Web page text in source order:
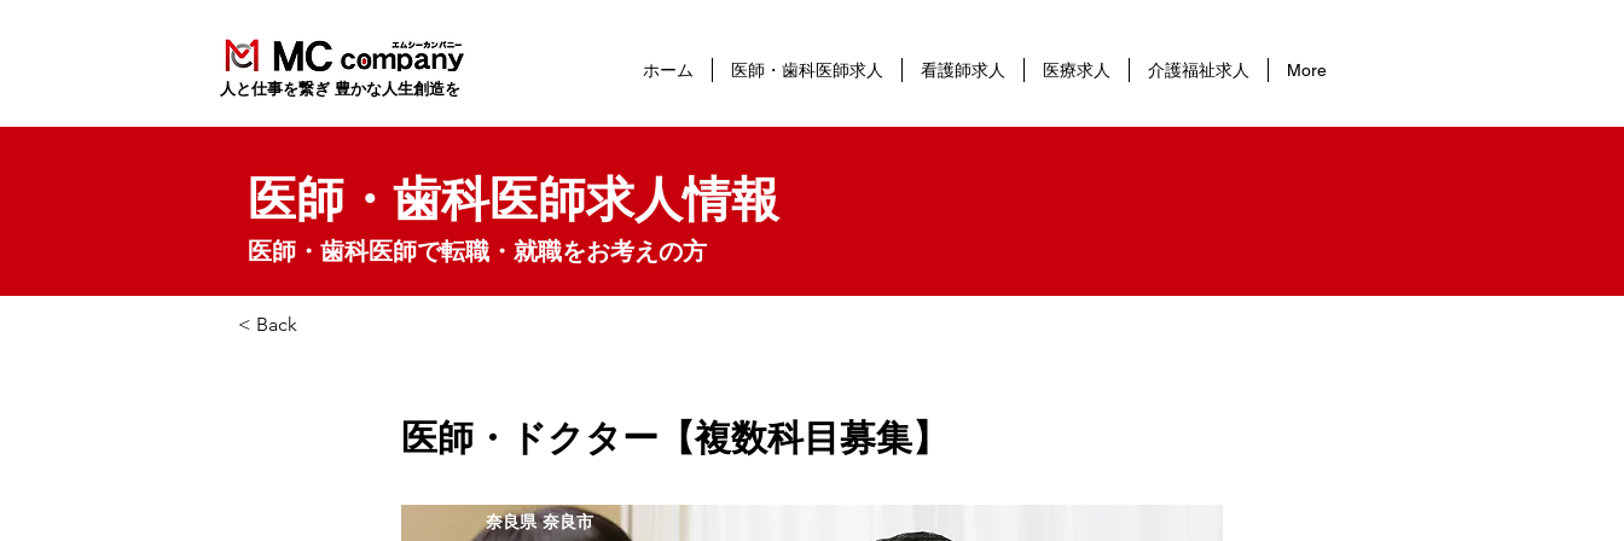
​人と仕事を繋ぎ 豊かな人生創造を
ホーム 医師・歯科医師求人 看護師求人 医療求人 介護福祉求人 More
医師・歯科医師求人情報
医師・歯科医師で転職・就職をお考えの方
< Back
医師・ドクター【複数科目募集】
奈良県 奈良市